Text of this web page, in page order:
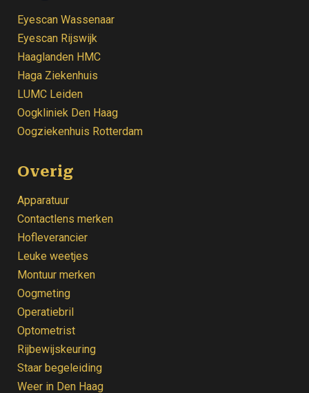
Eyescan Wassenaar
Eyescan Rijswijk
Haaglanden HMC
Haga Ziekenhuis
LUMC Leiden
Oogkliniek Den Haag
Oogziekenhuis Rotterdam
Overig
Apparatuur
Contactlens merken
Hofleverancier
Leuke weetjes
Montuur merken
Oogmeting
Operatiebril
Optometrist
Rijbewijskeuring
Staar begeleiding
Weer in Den Haag